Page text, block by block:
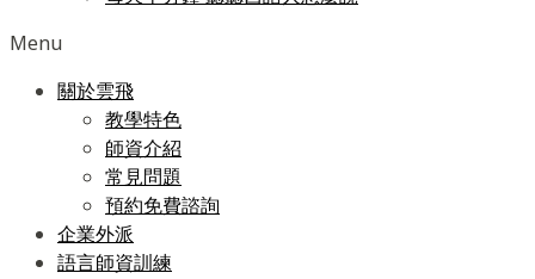
Menu
關於雲飛
教學特色
師資介紹
常見問題
預約免費諮詢
企業外派
語言師資訓練